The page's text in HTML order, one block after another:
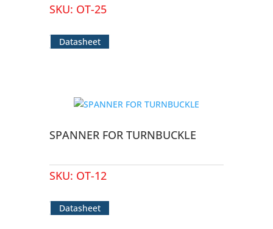
SKU: OT-25
Datasheet
SPANNER FOR TURNBUCKLE
SKU: OT-12
Datasheet